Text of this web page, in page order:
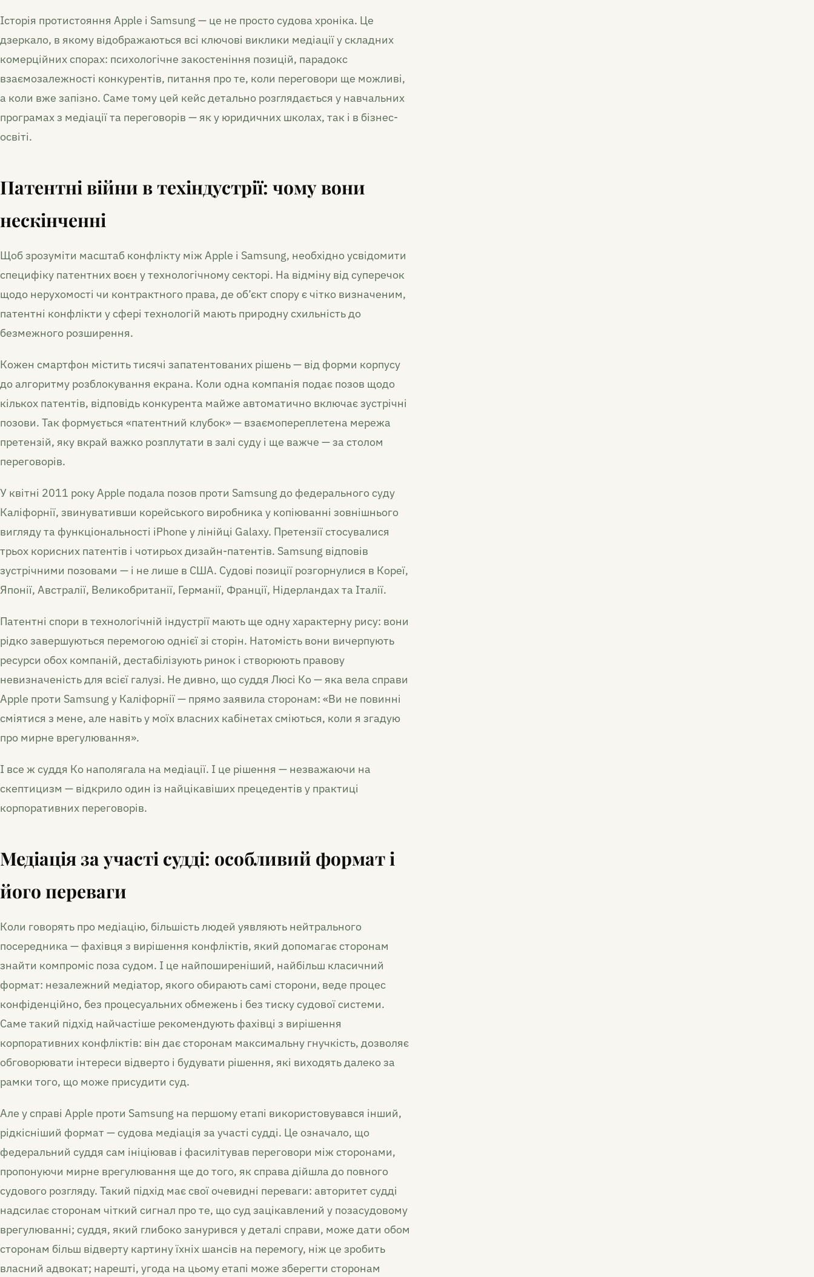
Історія протистояння Apple і Samsung — це не просто судова хроніка. Це
дзеркало, в якому відображаються всі ключові виклики медіації у складних
комерційних спорах: психологічне закостеніння позицій, парадокс
взаємозалежності конкурентів, питання про те, коли переговори ще можливі,
а коли вже запізно. Саме тому цей кейс детально розглядається у навчальних
програмах з медіації та переговорів — як у юридичних школах, так і в бізнес-
освіті.
Патентні війни в техіндустрії: чому вони
нескінченні
Щоб зрозуміти масштаб конфлікту між Apple і Samsung, необхідно усвідомити
специфіку патентних воєн у технологічному секторі. На відміну від суперечок
щодо нерухомості чи контрактного права, де об’єкт спору є чітко визначеним,
патентні конфлікти у сфері технологій мають природну схильність до
безмежного розширення.
Кожен смартфон містить тисячі запатентованих рішень — від форми корпусу
до алгоритму розблокування екрана. Коли одна компанія подає позов щодо
кількох патентів, відповідь конкурента майже автоматично включає зустрічні
позови. Так формується «патентний клубок» — взаємопереплетена мережа
претензій, яку вкрай важко розплутати в залі суду і ще важче — за столом
переговорів.
У квітні 2011 року Apple подала позов проти Samsung до федерального суду
Каліфорнії, звинувативши корейського виробника у копіюванні зовнішнього
вигляду та функціональності iPhone у лінійці Galaxy. Претензії стосувалися
трьох корисних патентів і чотирьох дизайн-патентів. Samsung відповів
зустрічними позовами — і не лише в США. Судові позиції розгорнулися в Кореї,
Японії, Австралії, Великобританії, Германії, Франції, Нідерландах та Італії.
Патентні спори в технологічній індустрії мають ще одну характерну рису: вони
рідко завершуються перемогою однієї зі сторін. Натомість вони вичерпують
ресурси обох компаній, дестабілізують ринок і створюють правову
невизначеність для всієї галузі. Не дивно, що суддя Люсі Ко — яка вела справи
Apple проти Samsung у Каліфорнії — прямо заявила сторонам: «Ви не повинні
сміятися з мене, але навіть у моїх власних кабінетах сміються, коли я згадую
про мирне врегулювання».
І все ж суддя Ко наполягала на медіації. І це рішення — незважаючи на
скептицизм — відкрило один із найцікавіших прецедентів у практиці
корпоративних переговорів.
Медіація за участі судді: особливий формат і
його переваги
Коли говорять про медіацію, більшість людей уявляють нейтрального
посередника — фахівця з вирішення конфліктів, який допомагає сторонам
знайти компроміс поза судом. І це найпоширеніший, найбільш класичний
формат: незалежний медіатор, якого обирають самі сторони, веде процес
конфіденційно, без процесуальних обмежень і без тиску судової системи.
Саме такий підхід найчастіше рекомендують фахівці з вирішення
корпоративних конфліктів: він дає сторонам максимальну гнучкість, дозволяє
обговорювати інтереси відверто і будувати рішення, які виходять далеко за
рамки того, що може присудити суд.
Але у справі Apple проти Samsung на першому етапі використовувався інший,
рідкісніший формат — судова медіація за участі судді. Це означало, що
федеральний суддя сам ініціював і фасилітував переговори між сторонами,
пропонуючи мирне врегулювання ще до того, як справа дійшла до повного
судового розгляду. Такий підхід має свої очевидні переваги: авторитет судді
надсилає сторонам чіткий сигнал про те, що суд зацікавлений у позасудовому
врегулюванні; суддя, який глибоко занурився у деталі справи, може дати обом
сторонам більш відверту картину їхніх шансів на перемогу, ніж це зробить
власний адвокат; нарешті, угода на цьому етапі може зберегти сторонам